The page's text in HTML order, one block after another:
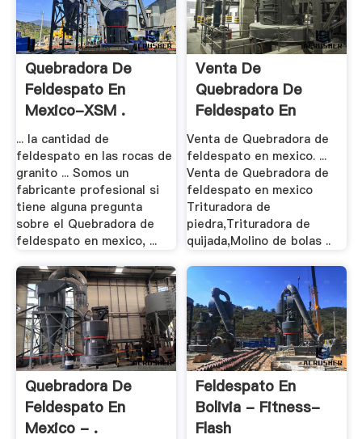
Quebradora De
Feldespato En
Mexico-XSM .
... la cantidad de
feldespato en las rocas de
granito ... Somos un
fabricante profesional si
tiene alguna pregunta
sobre el Quebradora de
feldespato en mexico, ...
Venta De
Quebradora De
Feldespato En
Mexico - .
Venta de Quebradora de
feldespato en mexico. ...
Venta de Quebradora de
feldespato en mexico
Trituradora de
piedra,Trituradora de
quijada,Molino de bolas ..
Quebradora De
Feldespato En
Mexico - .
Feldespato En
Bolivia - Fitness-
Flash